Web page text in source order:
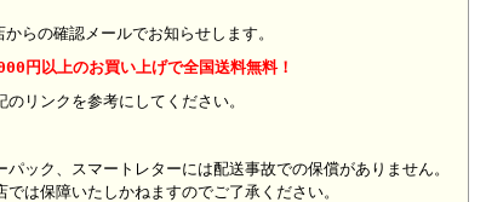
らの確認メールでお知らせします。
円以上のお買い上げで全国送料無料！
のリンクを参考にしてください。
パック、スマートレターには配送事故での保償がありません。
は保障いたしかねますのでご了承ください。